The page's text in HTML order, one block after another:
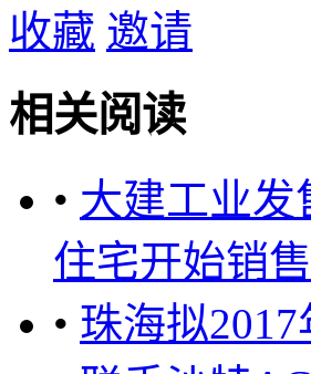
收藏 邀请
相关阅读
• 大建工业发
住宅开始销
• 珠海拟